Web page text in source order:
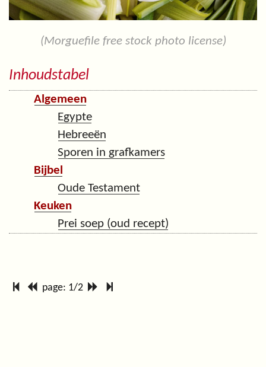
(Morguefile free stock photo license)
Inhoudstabel
Algemeen
Egypte
Hebreeën
Sporen in grafkamers
Bijbel
Oude Testament
Keuken
Prei soep (oud recept)
page: 1/2